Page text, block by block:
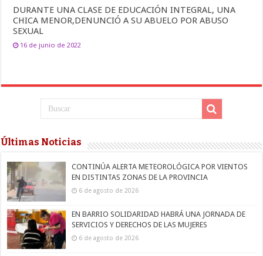
DURANTE UNA CLASE DE EDUCACIÓN INTEGRAL, UNA
CHICA MENOR,DENUNCIÓ A SU ABUELO POR ABUSO
SEXUAL
16 de junio de 2022
Últimas Noticias
CONTINÚA ALERTA METEOROLÓGICA POR VIENTOS
EN DISTINTAS ZONAS DE LA PROVINCIA
6 de agosto de 2026
EN BARRIO SOLIDARIDAD HABRÁ UNA JORNADA DE
SERVICIOS Y DERECHOS DE LAS MUJERES
6 de agosto de 2026